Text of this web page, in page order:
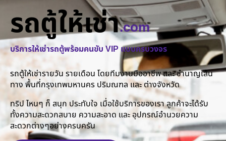
รถตู้ให้เช่า.com
บริการให้เช่ารถตู้พร้อมคนขับ VIP แบบครบวงจร
รถตู้ให้เช่ารายวัน รายเดือน โดยทีมงานมืออาชีพ และ ชำนาญเส้น
ทาง พื้นที่กรุงเทพมหานคร ปริมณฑล และ ต่างจังหวัด
ทริป ไหนๆ ก็ สนุก ประทับใจ เมื่อใช้บริการของเรา ลูกค้าจะได้รับ
ทั้งความสะดวกสบาย ความสะอาด และ อุปกรณ์อำนวยความ
สะดวกต่างๆอย่างครบครัน